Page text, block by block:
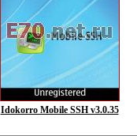
Idokorro Mobile SSH v3.0.35